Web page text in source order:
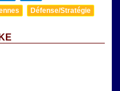
Défense/Stratégie